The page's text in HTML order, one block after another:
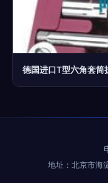
德国进口T型六角套筒
地址：北京市海